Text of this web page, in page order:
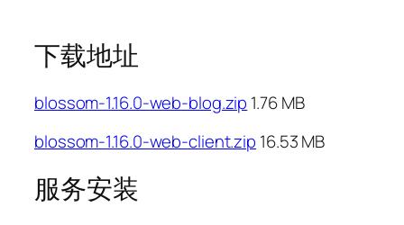
下载地址
blossom-1.16.0-web-blog.zip 1.76 MB
blossom-1.16.0-web-client.zip 16.53 MB
服务安装